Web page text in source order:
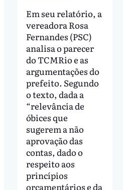
Em seu relatório, a
vereadora Rosa
Fernandes (PSC)
analisa o parecer
do TCMRio e as
argumentações do
prefeito. Segundo
o texto, dada a
“relevância de
óbices que
sugerem a não
aprovação das
contas, dado o
respeito aos
princípios
orçamentários e da